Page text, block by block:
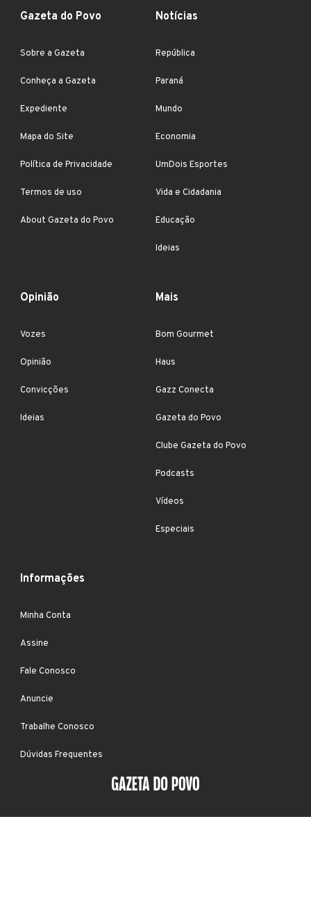
Gazeta do Povo
Sobre a Gazeta
Conheça a Gazeta
Expediente
Mapa do Site
Política de Privacidade
Termos de uso
About Gazeta do Povo
Notícias
República
Paraná
Mundo
Economia
UmDois Esportes
Vida e Cidadania
Educação
Ideias
Opinião
Vozes
Opinião
Convicções
Ideias
Mais
Bom Gourmet
Haus
Gazz Conecta
Gazeta do Povo
Clube Gazeta do Povo
Podcasts
Vídeos
Especiais
Informações
Minha Conta
Assine
Fale Conosco
Anuncie
Trabalhe Conosco
Dúvidas Frequentes